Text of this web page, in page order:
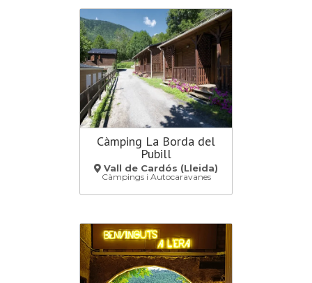
Càmping La Borda del
Pubill
Vall de Cardós (Lleida)
Càmpings i Autocaravanes